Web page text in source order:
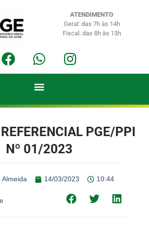
ATENDIMENTO
Geral: das 7h às 14h
Fiscal: das 8h às 13h
PGE/PPI
Nº 01/2023
Almeida 14/03/2023 10:44